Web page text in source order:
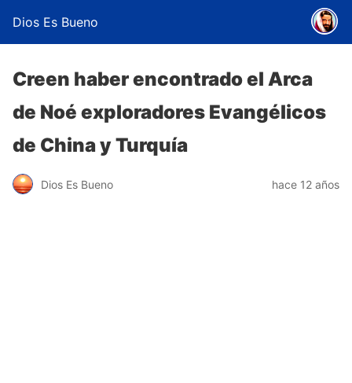
Dios Es Bueno
Creen haber encontrado el Arca
de Noé exploradores Evangélicos
de China y Turquía
Dios Es Bueno hace 12 años